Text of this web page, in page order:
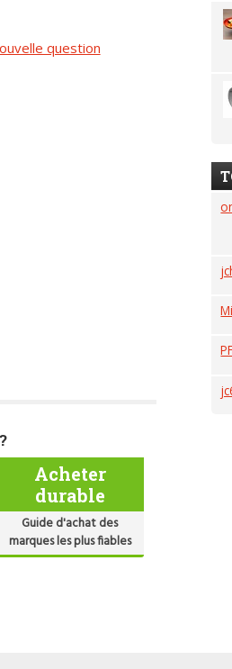
question
Acheter
durable
Guide d'achat des
marques les plus fiables